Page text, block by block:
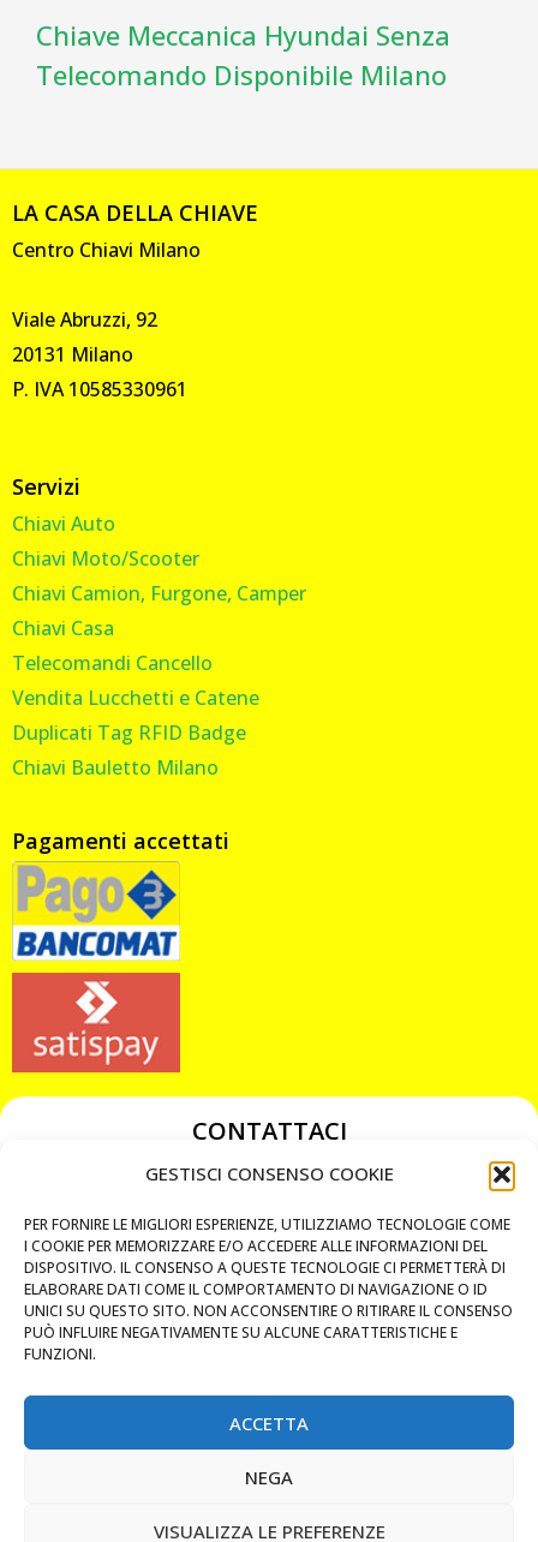
GESTISCI CONSENSO COOKIE
PER FORNIRE LE MIGLIORI ESPERIENZE, UTILIZZIAMO TECNOLOGIE COME
I COOKIE PER MEMORIZZARE E/O ACCEDERE ALLE INFORMAZIONI DEL
DISPOSITIVO. IL CONSENSO A QUESTE TECNOLOGIE CI PERMETTERÀ DI
ELABORARE DATI COME IL COMPORTAMENTO DI NAVIGAZIONE O ID
UNICI SU QUESTO SITO. NON ACCONSENTIRE O RITIRARE IL CONSENSO
PUÒ INFLUIRE NEGATIVAMENTE SU ALCUNE CARATTERISTICHE E
FUNZIONI.
ACCETTA
NEGA
VISUALIZZA LE PREFERENZE
Chiave Meccanica Hyundai Senza
Telecomando Disponibile Milano
LA CASA DELLA CHIAVE
Centro Chiavi Milano
Viale Abruzzi, 92
20131 Milano
P. IVA 10585330961
Servizi
Chiavi Auto
Chiavi Moto/Scooter
Chiavi Camion, Furgone, Camper
Chiavi Casa
Telecomandi Cancello
Vendita Lucchetti e Catene
Duplicati Tag RFID Badge
Chiavi Bauletto Milano
Pagamenti accettati
CONTATTACI
349 3863811
chiavicodificate@gmail.com
Privacy Policy
Cookie Policy
MAPS
CHIAMA ORA